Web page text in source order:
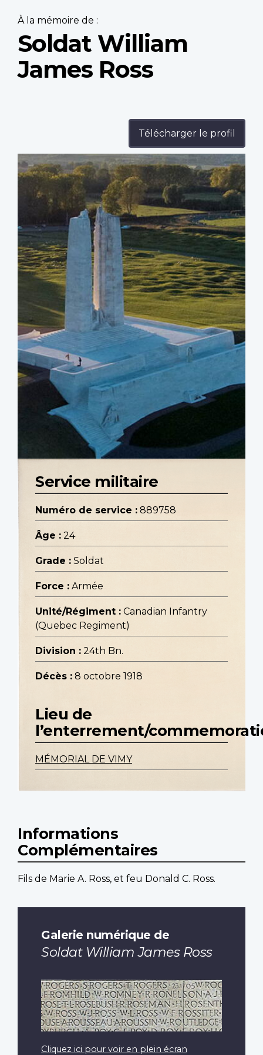
À la mémoire de :
Soldat William
James Ross
Télécharger le profil
Profile
image
Service militaire
Numéro de service : 889758
Âge : 24
Grade : Soldat
Force : Armée
Unité/Régiment : Canadian Infantry
(Quebec Regiment)
Division : 24th Bn.
Décès : 8 octobre 1918
Lieu de
l’enterrement/
MÉMORIAL DE VIMY
Informations
Complémentaires
Fils de Marie A. Ross, et feu Donald C. Ross.
Galerie numérique de
Soldat William James Ross
Cliquez ici pour voir en plein écran